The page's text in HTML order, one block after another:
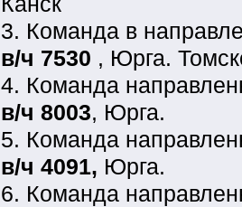
3. Команда в
в/ч 7530 , Юрга.
4. Команда
в/ч 8003, Юрга.
5. Команда
в/ч 4091, Юрга.
6. Команда